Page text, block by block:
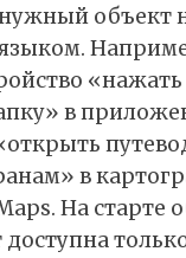
объект
в
в
На старте